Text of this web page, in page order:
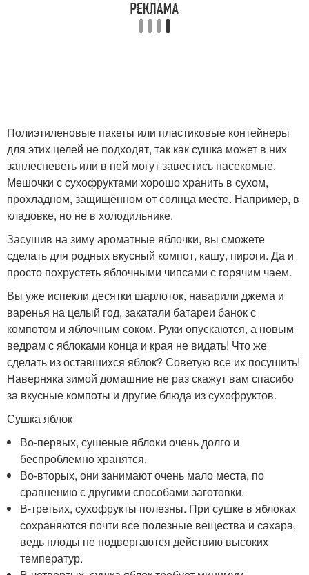
Полиэтиленовые пакеты или пластиковые контейнеры
для этих целей не подходят, так как сушка может в них
заплесневеть или в ней могут завестись насекомые.
Мешочки с сухофруктами хорошо хранить в сухом,
прохладном, защищённом от солнца месте. Например, в
кладовке, но не в холодильнике.
Засушив на зиму ароматные яблочки, вы сможете
сделать для родных вкусный компот, кашу, пироги. Да и
просто похрустеть яблочными чипсами с горячим чаем.
Вы уже испекли десятки шарлоток, наварили джема и
варенья на целый год, закатали батареи банок с
компотом и яблочным соком. Руки опускаются, а новым
ведрам с яблоками конца и края не видать! Что же
сделать из оставшихся яблок? Советую все их посушить!
Наверняка зимой домашние не раз скажут вам спасибо
за вкусные компоты и другие блюда из сухофруктов.
Сушка яблок
Во-первых, сушеные яблоки очень долго и
беспроблемно хранятся.
Во-вторых, они занимают очень мало места, по
сравнению с другими способами заготовки.
В-третьих, сухофрукты полезны. При сушке в яблоках
сохраняются почти все полезные вещества и сахара,
ведь плоды не подвергаются действию высоких
температур.